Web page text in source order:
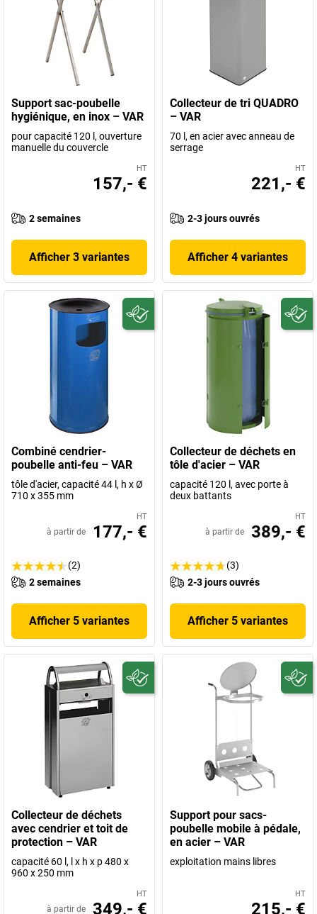
Support sac-poubelle
hygiénique, en inox – VAR
pour capacité 120 l, ouverture
manuelle du couvercle
HT
157,- €
2 semaines
Afficher 3 variantes
Collecteur de tri QUADRO
– VAR
70 l, en acier avec anneau de
serrage
HT
221,- €
2-3 jours ouvrés
Afficher 4 variantes
Combiné cendrier-
poubelle anti-feu – VAR
tôle d'acier, capacité 44 l, h x Ø
710 x 355 mm
HT
à partir de 177,- €
(2)
2 semaines
Afficher 5 variantes
Collecteur de déchets en
tôle d'acier – VAR
capacité 120 l, avec porte à
deux battants
HT
à partir de 389,- €
(3)
2-3 jours ouvrés
Afficher 5 variantes
Collecteur de déchets
avec cendrier et toit de
protection – VAR
capacité 60 l, l x h x p 480 x
960 x 250 mm
HT
à partir de 349,- €
Support pour sacs-
poubelle mobile à pédale,
en acier – VAR
exploitation mains libres
HT
215,- €